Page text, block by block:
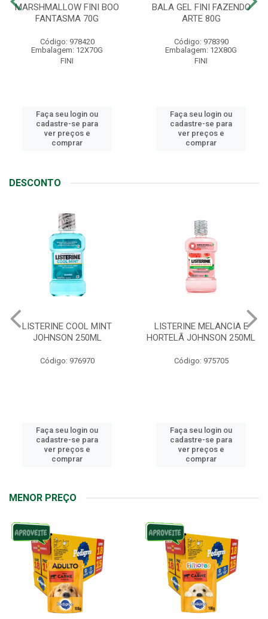
MARSHMALLOW FINI BOO
FANTASMA 70G
Código: 978420
Embalagem: 12X70G
FINI
Faça seu login ou
cadastre-se para
ver preços e
comprar
BALA GEL FINI FAZENDO
ARTE 80G
Código: 978390
Embalagem: 12X80G
FINI
Faça seu login ou
cadastre-se para
ver preços e
comprar
DESCONTO
LISTERINE COOL MINT
JOHNSON 250ML
Código: 976970
Faça seu login ou
cadastre-se para
ver preços e
comprar
LISTERINE MELANCIA E
HORTELÃ JOHNSON 250ML
Código: 975705
Faça seu login ou
cadastre-se para
ver preços e
comprar
MENOR PREÇO